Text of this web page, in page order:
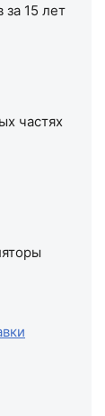
15 лет
частях